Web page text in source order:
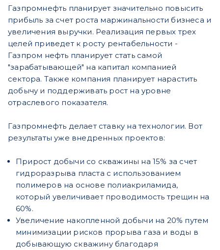
Газпромнефть планирует значительно повысить
прибыль за счет роста маржинальности бизнеса и
увеличения выручки. Реализация первых трех
целей приведет к росту рентабельности -
Газпром нефть планирует стать самой
"зарабатывающей" на капитал компанией
сектора. Также компания планирует нарастить
добычу и поддерживать рост на уровне
отраслевого показателя.
Газпромнефть делает ставку на технологии. Вот
результаты уже внедренных проектов:
Прирост добычи со скважины на 15% за счет
гидроразрыва пласта с использованием
полимеров на основе полиакриламида,
который увеличивает проводимость трещин на
60%.
Увеличение накопленной добычи на 20% путем
минимизации рисков прорыва газа и воды в
добывающую скважину благодаря